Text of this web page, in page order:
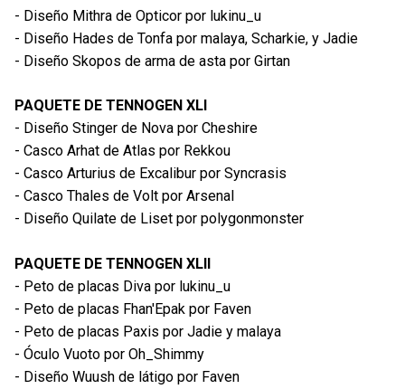
- Diseño Mithra de Opticor por lukinu_u
- Diseño Hades de Tonfa por malaya, Scharkie, y Jadie
- Diseño Skopos de arma de asta por Girtan
PAQUETE DE TENNOGEN XLI
- Diseño Stinger de Nova por Cheshire
- Casco Arhat de Atlas por Rekkou
- Casco Arturius de Excalibur por Syncrasis
- Casco Thales de Volt por Arsenal
- Diseño Quilate de Liset por polygonmonster
PAQUETE DE TENNOGEN XLII
- Peto de placas Diva por lukinu_u
- Peto de placas Fhan'Epak por Faven
- Peto de placas Paxis por Jadie y malaya
- Óculo Vuoto por Oh_Shimmy
- Diseño Wuush de látigo por Faven